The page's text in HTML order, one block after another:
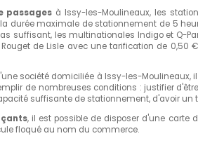
passagesà Issy-les-Moulineaux, les
durée maximale de stationnement de 5
suffisant, les multinationales Indigo et Q-
de Lisle avec une tarification de
société domiciliée à Issy-les-Moulineaux,
de nombreuses conditions : justifier
suffisante de stationnement, d'avoir
, il est possible de disposer d'une carte
floqué au nom du commerce.